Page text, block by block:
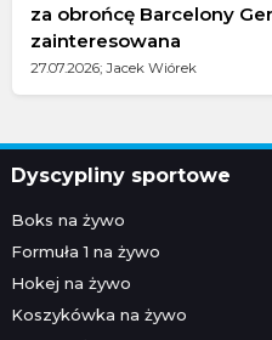
za obrońcę Barcelony
zainteresowana
27.07.2026; Jacek Wiórek
Dyscypliny sportowe
Boks na żywo
Formuła 1 na żywo
Hokej na żywo
Koszykówka na żywo